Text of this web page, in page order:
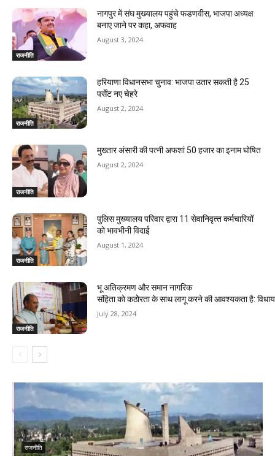
राजनीति
नागपुर में संघ मुख्यालय पहुंचे फडणवीस, भाजपा अध्यक्ष
बनाए जाने पर कहा, अफवाह
August 3, 2024
राजनीति
हरियाणा विधानसभा चुनाव: भाजपा उतार सकती है 25
पर्सेंट नए चेहरे
August 2, 2024
राजनीति
मुख्तार अंसारी की पत्नी अफशां 50 हजार का इनाम घोषित
August 2, 2024
राजनीति
पुलिस मुख्यालय परिवार द्वारा 11 सेवानिवृत्‍त कर्मचारियों
को भावभीनी विदाई
August 1, 2024
राजनीति
भू अतिक्रमण और समान नागरिक
संहिता काे कठाेेरता के साथ लागू करने की आवश्यकता है:
July 28, 2024
राजनीति